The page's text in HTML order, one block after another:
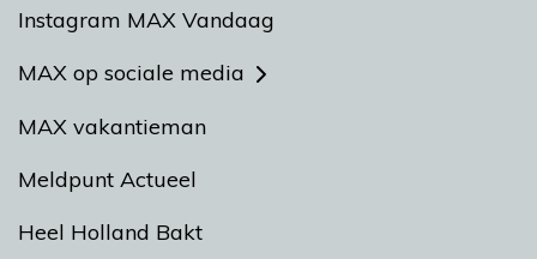
Instagram MAX Vandaag
MAX op sociale media
MAX vakantieman
Meldpunt Actueel
Heel Holland Bakt